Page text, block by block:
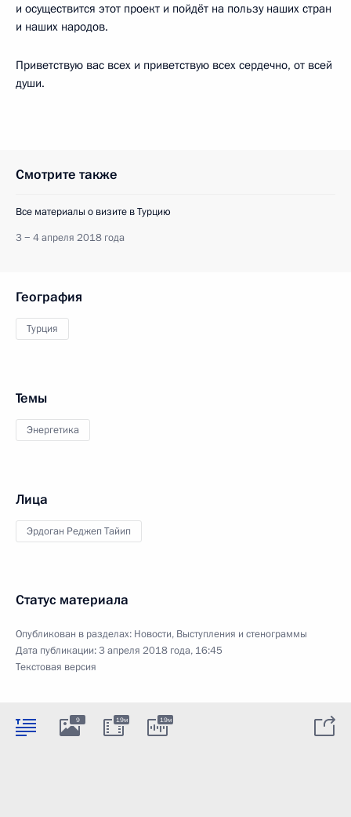
и осуществится этот проект и пойдёт на пользу наших стран
и наших народов.
Приветствую вас всех и приветствую всех сердечно, от всей
души.
Смотрите также
Все материалы о визите в Турцию
3 − 4 апреля 2018 года
География
Турция
Темы
Энергетика
Лица
Эрдоган Реджеп Тайип
Статус материала
Опубликован в разделах: Новости, Выступления и стенограммы
Дата публикации:3 апреля 2018 года, 16:45
Текстовая версия
9 19м 19м